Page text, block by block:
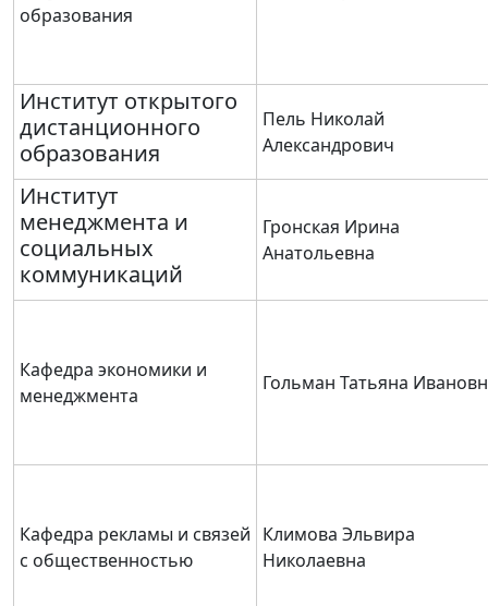
образования
Институт открытого
дистанционного
образования
Пель Николай
Александрович
Институт
менеджмента и
социальных
коммуникаций
Гронская Ирина
Анатольевна
Кафедра экономики и
менеджмента
Гольман Татьяна
Кафедра рекламы и связей
с общественностью
Климова Эльвира
Николаевна